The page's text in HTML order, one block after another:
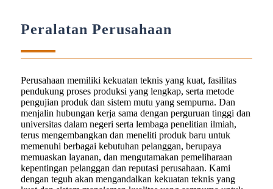
Peralatan Perusahaan
Perusahaan memiliki kekuatan teknis yang kuat, fasilitas
pendukung proses produksi yang lengkap, serta metode
pengujian produk dan sistem mutu yang sempurna. Dan
menjalin hubungan kerja sama dengan perguruan tinggi dan
universitas dalam negeri serta lembaga penelitian ilmiah,
terus mengembangkan dan meneliti produk baru untuk
memenuhi berbagai kebutuhan pelanggan, berupaya
memuaskan layanan, dan mengutamakan pemeliharaan
kepentingan pelanggan dan reputasi perusahaan. Kami
dengan teguh akan mengandalkan kekuatan teknis yang